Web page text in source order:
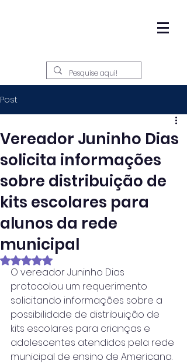
Post
Vereador Juninho Dias
solicita informações
sobre distribuição de
kits escolares para
alunos da rede
municipal
Avaliado com NaN de 5 estrelas.
O vereador Juninho Dias
protocolou um requerimento
solicitando informações sobre a
possibilidade de distribuição de
kits escolares para crianças e
adolescentes atendidos pela rede
municipal de ensino de Americana.